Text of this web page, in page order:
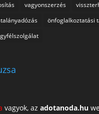
vagyonszerzés
önfoglalkoztatási
vagyok, az adotanoda.hu